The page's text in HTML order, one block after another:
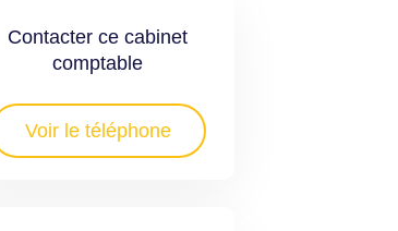
Contacter ce cabinet
comptable
Voir le téléphone